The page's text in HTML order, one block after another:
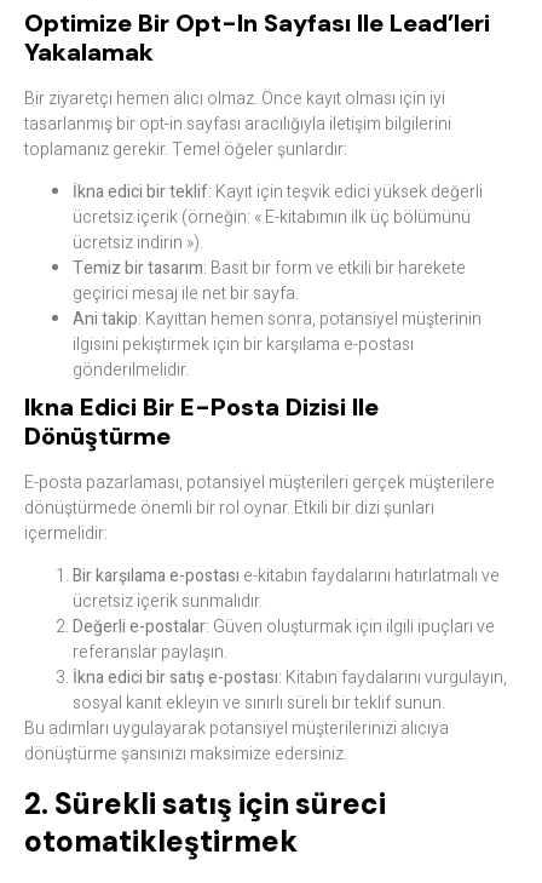
Optimize Bir Opt-In Sayfası Ile Lead’leri
Yakalamak
Bir ziyaretçi hemen alıcı olmaz. Önce kayıt olması için iyi
tasarlanmış bir opt-in sayfası aracılığıyla iletişim bilgilerini
toplamanız gerekir. Temel öğeler şunlardır:
İkna edici bir teklif: Kayıt için teşvik edici yüksek değerli
ücretsiz içerik (örneğin: « E-kitabımın ilk üç bölümünü
ücretsiz indirin »).
Temiz bir tasarım: Basit bir form ve etkili bir harekete
geçirici mesaj ile net bir sayfa.
Ani takip: Kayıttan hemen sonra, potansiyel müşterinin
ilgisini pekiştirmek için bir karşılama e-postası
gönderilmelidir.
Ikna Edici Bir E-Posta Dizisi Ile
Dönüştürme
E-posta pazarlaması, potansiyel müşterileri gerçek müşterilere
dönüştürmede önemli bir rol oynar. Etkili bir dizi şunları
içermelidir:
Bir karşılama e-postası e-kitabın faydalarını hatırlatmalı ve
ücretsiz içerik sunmalıdır.
Değerli e-postalar: Güven oluşturmak için ilgili ipuçları ve
referanslar paylaşın.
İkna edici bir satış e-postası: Kitabın faydalarını vurgulayın,
sosyal kanıt ekleyin ve sınırlı süreli bir teklif sunun.
Bu adımları uygulayarak potansiyel müşterilerinizi alıcıya
dönüştürme şansınızı maksimize edersiniz.
2. Sürekli satış için süreci
otomatikleştirmek